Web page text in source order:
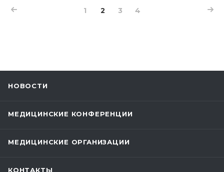
1 2 3 4
НОВОСТИ
МЕДИЦИНСКИЕ КОНФЕРЕНЦИИ
МЕДИЦИНСКИЕ ОРГАНИЗАЦИИ
КОНТАКТЫ